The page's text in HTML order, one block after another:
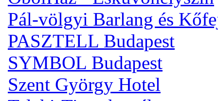
Pál-völgyi Barlang és
PASZTELL Budapest
SYMBOL Budapest
Szent György Hotel